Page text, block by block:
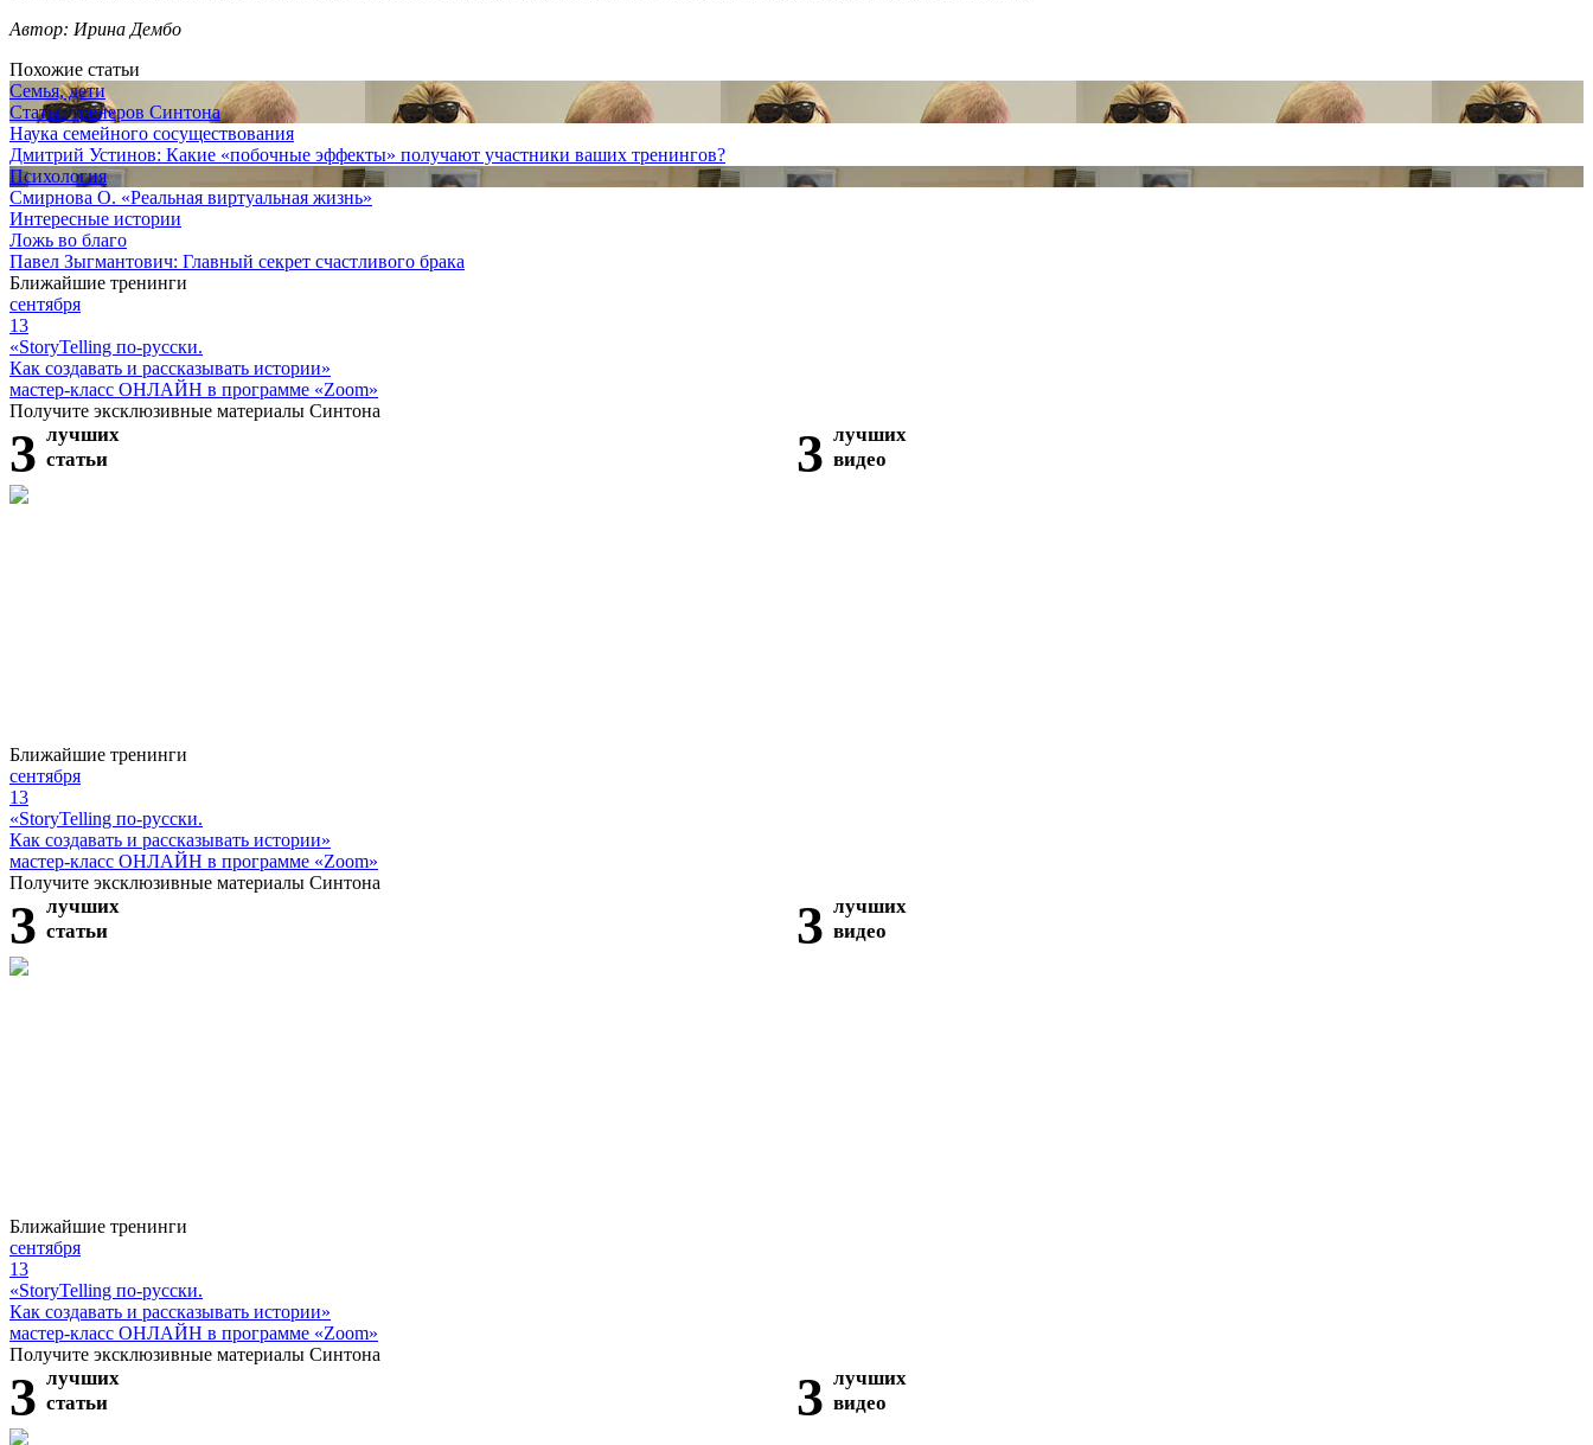
Автор: Ирина Дембо
Похожие статьи
Семья, дети
Статьи тренеров Синтона
Наука семейного сосуществования
Дмитрий Устинов: Какие «побочные эффекты» получают участники ваших тренингов?
Психология
Смирнова О. «Реальная виртуальная жизнь»
Интересные истории
Ложь во благо
Павел Зыгмантович: Главный секрет счастливого брака
Ближайшие тренинги
сентября
13
«StoryTelling по-русски.
Как создавать и рассказывать истории»
мастер-класс ОНЛАЙН в программе «Zoom»
Получите эксклюзивные материалы Синтона
3 лучших
статьи
3 лучших
видео
Ближайшие тренинги
сентября
13
«StoryTelling по-русски.
Как создавать и рассказывать истории»
мастер-класс ОНЛАЙН в программе «Zoom»
Получите эксклюзивные материалы Синтона
3 лучших
статьи
3 лучших
видео
Ближайшие тренинги
сентября
13
«StoryTelling по-русски.
Как создавать и рассказывать истории»
мастер-класс ОНЛАЙН в программе «Zoom»
Получите эксклюзивные материалы Синтона
3 лучших
статьи
3 лучших
видео